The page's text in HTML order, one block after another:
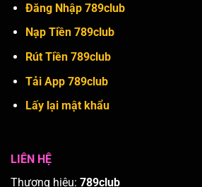
Đăng Nhập 789club
Nạp Tiền 789club
Rút Tiền 789club
Tải App 789club
Lấy lại mật khẩu
LIÊN HỆ
Thương hiệu: 789club